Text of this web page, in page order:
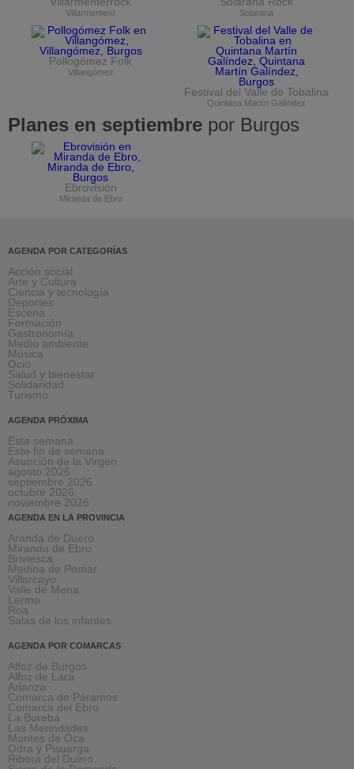
Villarmentero Solarana
Pollogómez Folk
Villangómez
Festival del Valle de Tobalina
Quintana Martín Galíndez
Planes en septiembre por Burgos
Ebrovisión
Miranda de Ebro
AGENDA POR CATEGORÍAS
Acción social
Arte y Cultura
Ciencia y tecnología
Deportes
Escena
Formación
Gastronomía
Medio ambiente
Música
Ocio
Salud y bienestar
Solidaridad
Turismo
AGENDA PRÓXIMA
Esta semana
Este fin de semana
Asunción de la Virgen
agosto 2026
septiembre 2026
octubre 2026
noviembre 2026
AGENDA EN LA PROVINCIA
Aranda de Duero
Miranda de Ebro
Briviesca
Medina de Pomar
Villarcayo
Valle de Mena
Lerma
Roa
Salas de los infantes
AGENDA POR COMARCAS
Alfoz de Burgos
Alfoz de Lara
Arlanza
Comarca de Páramos
Comarca del Ebro
La Bureba
Las Merindades
Montes de Oca
Odra y Pisuerga
Ribera del Duero